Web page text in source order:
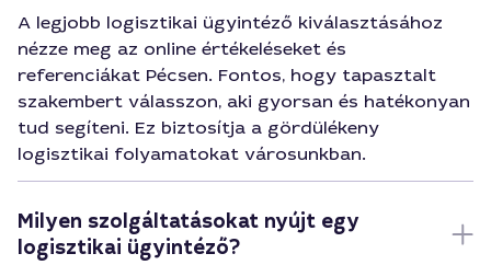
A legjobb logisztikai ügyintéző kiválasztásához
nézze meg az online értékeléseket és
referenciákat Pécsen. Fontos, hogy tapasztalt
szakembert válasszon, aki gyorsan és hatékonyan
tud segíteni. Ez biztosítja a gördülékeny
logisztikai folyamatokat városunkban.
Milyen szolgáltatásokat nyújt egy
logisztikai ügyintéző?